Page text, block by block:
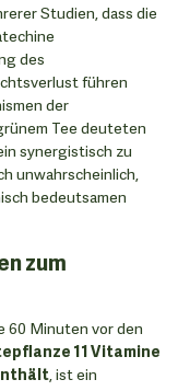
Studien, dass die
des
führen
der
Tee deuteten
synergistisch zu
unwahrscheinlich,
bedeutsamen
zum
60 Minuten vor den
11 Vitamine
, ist ein